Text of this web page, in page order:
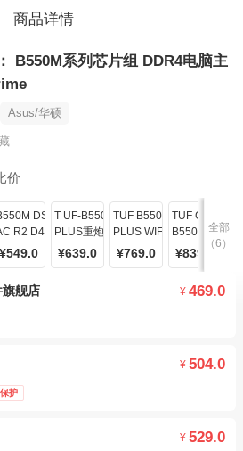
商品详情
B550M系列芯片组 DDR4电脑主
Asus/华硕
价
DS3H
R2 D4
¥549.0
T UF-B550M
PLUS重炮手
¥639.0
TUF B550M-
PLUS WIFI II重炮手二代
¥769.0
TUF GAMING
B550M-PLUS
¥839.0
全部
（6）
舰店 ¥ 469.0
¥ 504.0
护
¥ 529.0